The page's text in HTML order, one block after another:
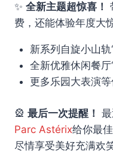
✨ 全新主题超惊喜！
费，还能体验年度大
新系列自旋小山
全新优雅休闲餐
更多乐园大表演等
🎡 最后一次提醒！
Parc Astérix给你最
尽情享受美好充满欢